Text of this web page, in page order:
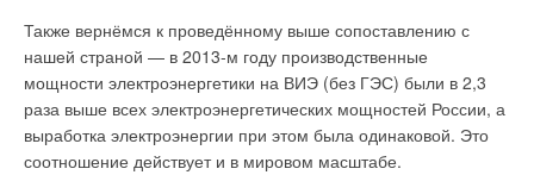
Также вернёмся к проведённому выше сопоставлению с
нашей страной — в 2013-м году производственные
мощности электроэнергетики на ВИЭ (без ГЭС) были в 2,3
раза выше всех электроэнергетических мощностей России, а
выработка электроэнергии при этом была одинаковой. Это
соотношение действует и в мировом масштабе.